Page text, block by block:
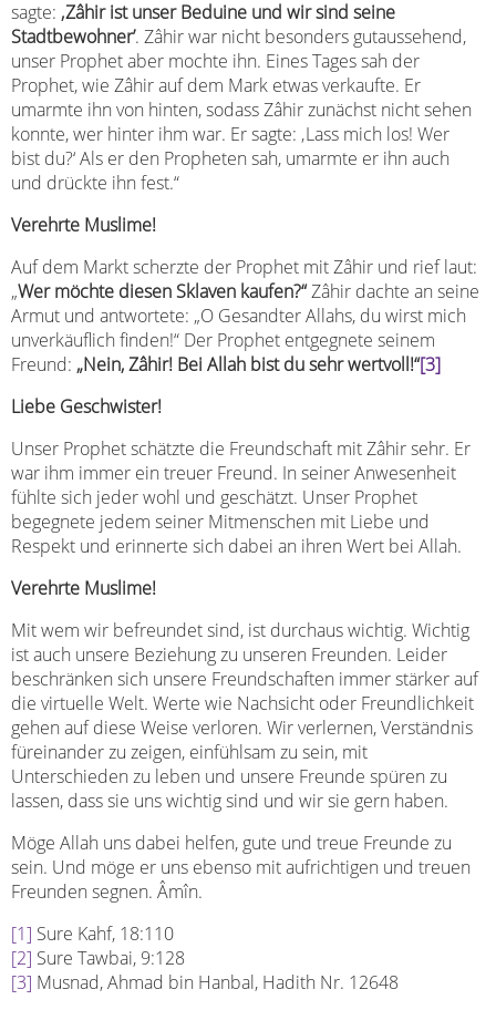
sagte: ‚Zâhir ist unser Beduine und wir sind seine
Stadtbewohner’. Zâhir war nicht besonders gutaussehend,
unser Prophet aber mochte ihn. Eines Tages sah der
Prophet, wie Zâhir auf dem Mark etwas verkaufte. Er
umarmte ihn von hinten, sodass Zâhir zunächst nicht sehen
konnte, wer hinter ihm war. Er sagte: ‚Lass mich los! Wer
bist du?‘ Als er den Propheten sah, umarmte er ihn auch
und drückte ihn fest.“
Verehrte Muslime!
Auf dem Markt scherzte der Prophet mit Zâhir und rief laut:
„Wer möchte diesen Sklaven kaufen?“Zâhir dachte an seine
Armut und antwortete: „O Gesandter Allahs, du wirst mich
unverkäuflich finden!“ Der Prophet entgegnete seinem
Freund: „Nein, Zâhir! Bei Allah bist du sehr wertvoll!“[3]
Liebe Geschwister!
Unser Prophet schätzte die Freundschaft mit Zâhir sehr. Er
war ihm immer ein treuer Freund. In seiner Anwesenheit
fühlte sich jeder wohl und geschätzt. Unser Prophet
begegnete jedem seiner Mitmenschen mit Liebe und
Respekt und erinnerte sich dabei an ihren Wert bei Allah.
Verehrte Muslime!
Mit wem wir befreundet sind, ist durchaus wichtig. Wichtig
ist auch unsere Beziehung zu unseren Freunden. Leider
beschränken sich unsere Freundschaften immer stärker auf
die virtuelle Welt. Werte wie Nachsicht oder Freundlichkeit
gehen auf diese Weise verloren. Wir verlernen, Verständnis
füreinander zu zeigen, einfühlsam zu sein, mit
Unterschieden zu leben und unsere Freunde spüren zu
lassen, dass sie uns wichtig sind und wir sie gern haben.
Möge Allah uns dabei helfen, gute und treue Freunde zu
sein. Und möge er uns ebenso mit aufrichtigen und treuen
Freunden segnen. Âmîn.
[1] Sure Kahf, 18:110
[2] Sure Tawbai, 9:128
[3] Musnad, Ahmad bin Hanbal, Hadith Nr. 12648